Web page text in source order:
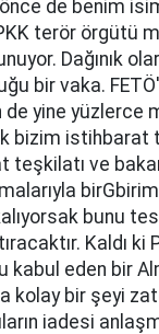
de benim
terör örgütü
Dağınık
bir vaka.
yine yüzlerce
bizim istihbarat
ve
bunu
Kaldı ki
kabul eden bir
kolay bir şeyi
iadesi